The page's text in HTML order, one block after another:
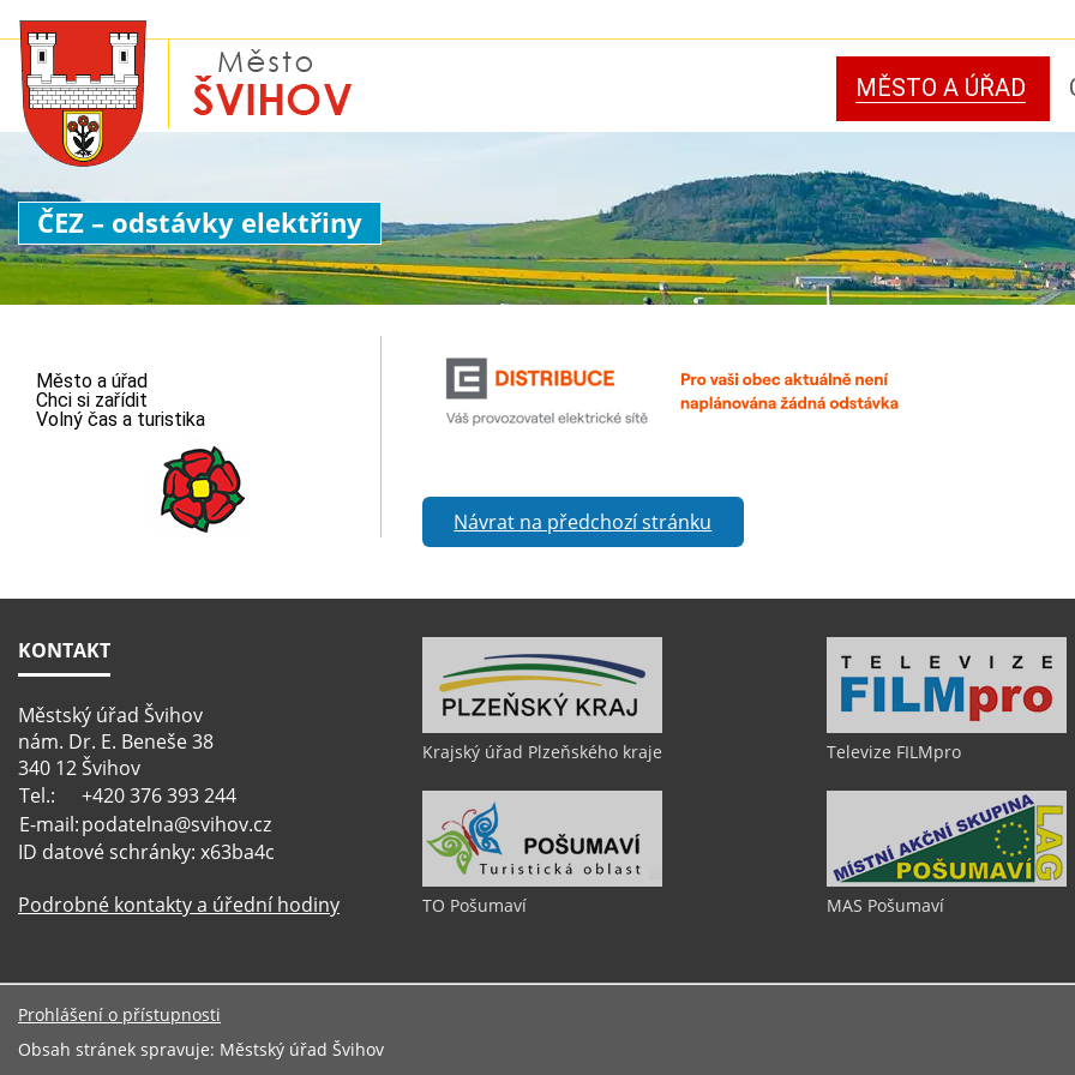
MĚSTO A ÚŘAD
ČEZ – odstávky elektřiny
Město a úřad
Chci si zařídit
Volný čas a turistika
Návrat na předchozí stránku
KONTAKT
Městský úřad Švihov
nám. Dr. E. Beneše 38
340 12 Švihov
Tel.:
+420 376 393 244
E-mail:podatelna@svihov.cz
ID datové schránky: x63ba4c
Podrobné kontakty a úřední hodiny
Krajský úřad Plzeňského kraje
TO Pošumaví
Televize FILMpro
MAS Pošumaví
Prohlášení o přístupnosti
Obsah stránek spravuje: Městský úřad Švihov